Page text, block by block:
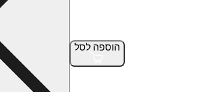
הוספה לסל